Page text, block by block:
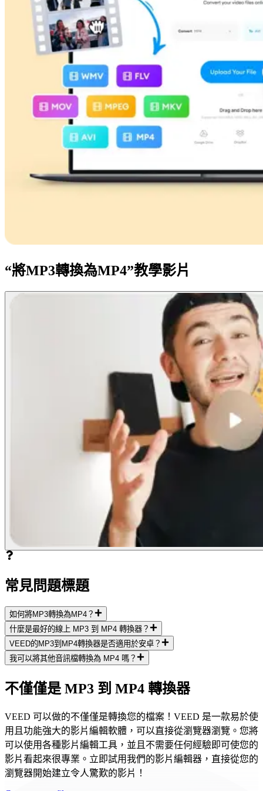
“將MP3轉換為MP4”教學影片
常見問題標題
如何將MP3轉換為MP4？
什麼是最好的線上 MP3 到 MP4 轉換器？
VEED的MP3到MP4轉換器是否適用於安卓？
我可以將其他音訊檔轉換為 MP4 嗎？
不僅僅是 MP3 到 MP4 轉換器
VEED 可以做的不僅僅是轉換您的檔案！VEED 是一款易於使
用且功能強大的影片編輯軟體，可以直接從瀏覽器瀏覽。您將
可以使用各種影片編輯工具，並且不需要任何經驗即可使您的
影片看起來很專業。立即試用我們的影片編輯器，直接從您的
瀏覽器開始建立令人驚歎的影片！